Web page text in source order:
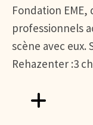
Fondation
professionnels
scène avec eux.
Rehazenter :3
Aller vers FÊTE